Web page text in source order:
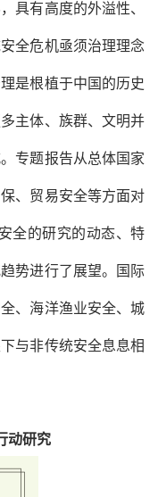
具有高度的外溢性、
全危机亟须治理理念
是根植于中国的历史
主体、族群、文明并
专题报告从总体国家
、贸易安全等方面对
全的研究的动态、特
势进行了展望。国际
、海洋渔业安全、城
与非传统安全息息相
动研究